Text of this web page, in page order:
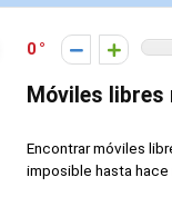
0
Móviles libres
Encontrar móviles
imposible hasta hace